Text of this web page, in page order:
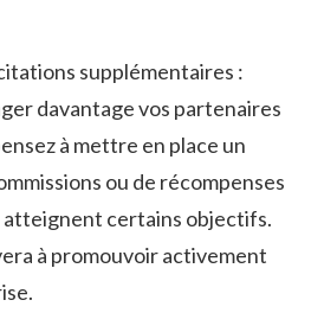
supplémentaires ‌:
davantage vos partenaires
à mettre en ​place un
ou de récompenses
atteignent⁣ certains objectifs.
à‍ promouvoir activement